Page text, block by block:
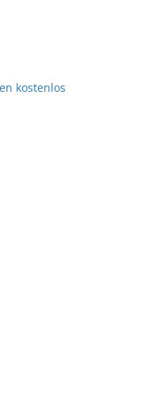
kostenlos